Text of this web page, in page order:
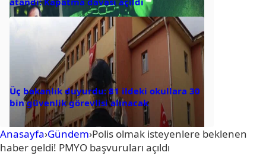
Üç bakanlık duyurdu: 81 ildeki okullara 30
bin güvenlik görevlisi alınacak
Anasayfa›Gündem›Polis olmak isteyenlere beklenen
haber geldi! PMYO başvuruları açıldı